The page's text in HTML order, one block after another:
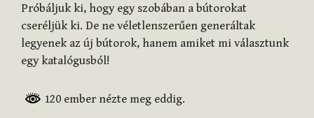
Próbáljuk ki, hogy egy szobában a bútorokat
cseréljük ki. De ne véletlenszerűen generáltak
legyenek az új bútorok, hanem amiket mi választunk
egy katalógusból!
120 ember nézte meg eddig.